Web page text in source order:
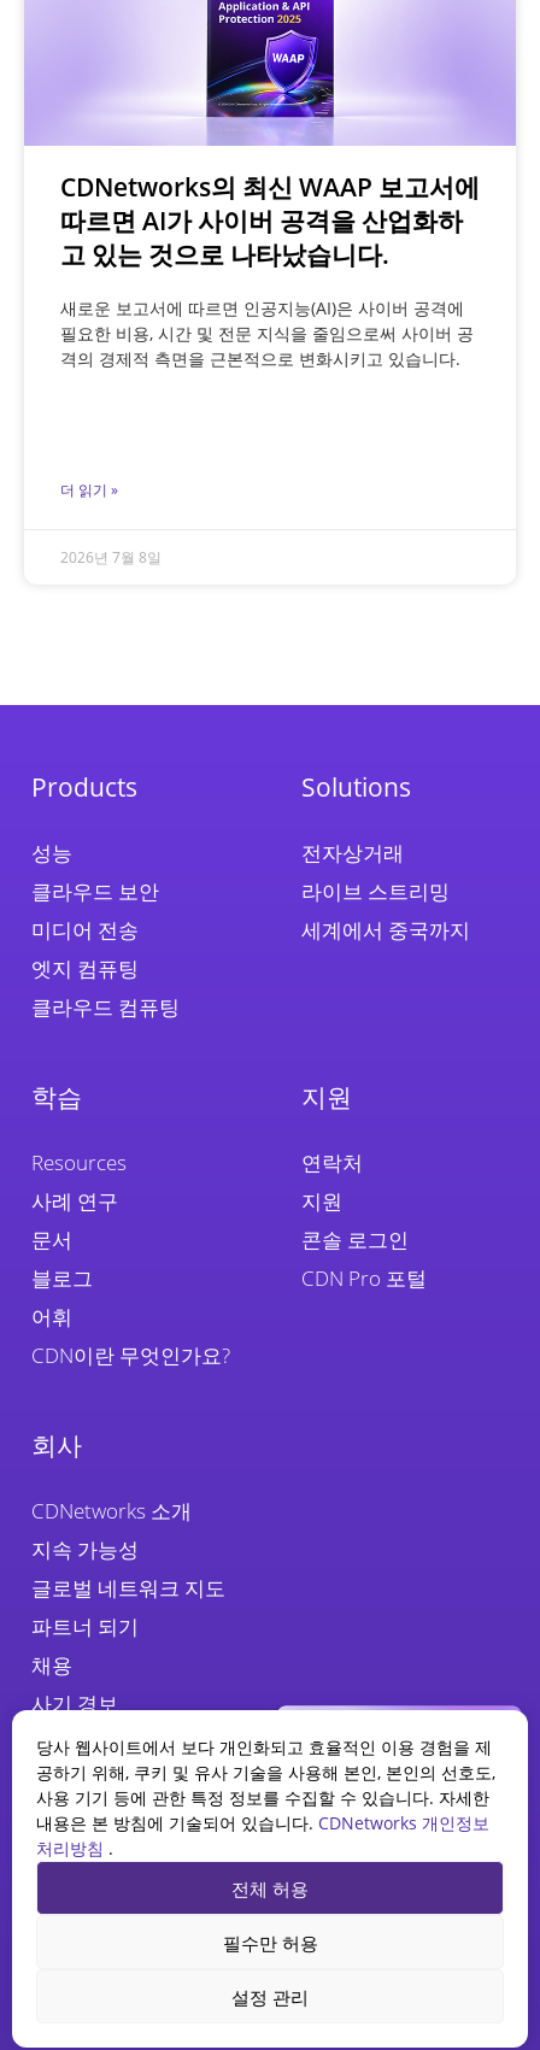
CDNetworks의 최신 WAAP 보고서에
따르면 AI가 사이버 공격을 산업화하
고 있는 것으로 나타났습니다.
새로운 보고서에 따르면 인공지능(AI)은 사이버 공격에
필요한 비용, 시간 및 전문 지식을 줄임으로써 사이버 공
격의 경제적 측면을 근본적으로 변화시키고 있습니다.
더 읽기 »
2026년 7월 8일
Products
성능
클라우드 보안
미디어 전송
엣지 컴퓨팅
클라우드 컴퓨팅
Solutions
전자상거래
라이브 스트리밍
세계에서 중국까지
학습
Resources
사례 연구
문서
블로그
어휘
CDN이란 무엇인가요?
지원
연락처
지원
콘솔 로그인
CDN Pro 포털
회사
CDNetworks 소개
지속 가능성
글로벌 네트워크 지도
파트너 되기
채용
사기 경보
딩) 04555 – All rights reserved.
법적 고지
당사 웹사이트에서 보다 개인화되고 효율적인 이용 경험을 제
공하기 위해, 쿠키 및 유사 기술을 사용해 본인, 본인의 선호도,
사용 기기 등에 관한 특정 정보를 수집할 수 있습니다. 자세한
내용은 본 방침에 기술되어 있습니다. CDNetworks 개인정보
처리방침 .
전체 허용
필수만 허용
설정 관리
WAAP 보고서
을 어떻게 재편하고 있는지 알아보